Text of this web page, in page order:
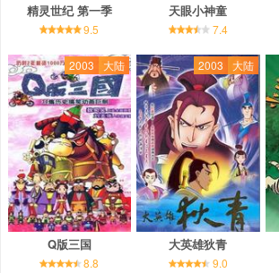
精灵世纪 第一季
9.5
天眼小神童
7.4
2003 大陆
Q版三国
8.8
2003 大陆
大英雄狄青
9.0